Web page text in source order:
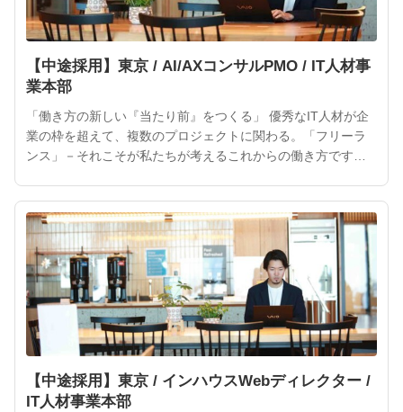
【中途採用】東京 / AI/AXコンサルPMO / IT人材事
業本部
「働き方の新しい『当たり前』をつくる」 優秀なIT人材が企
業の枠を超えて、複数のプロジェクトに関わる。「フリーラ
ンス」－それこそが私たちが考えるこれからの働き方です。
や社会にとって、大きな力となるはずです。インターネット
が私たちの「当たり前」になったように、ITフリーランスを
働き方
【中途採用】東京 / インハウスWebディレクター /
IT人材事業本部